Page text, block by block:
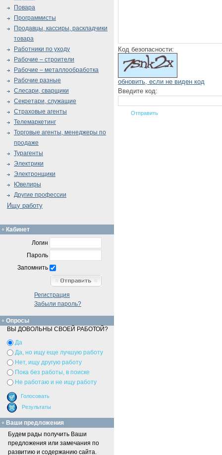
Код безопасности:
обновить, если не виден код
Введите код:
Повара
Программисты
Продавцы, кассиры, раскладчики
товара
Работники по уходу
Рабочие – строители
Рабочие – металлообработка
Рабочие разные
Слесари, сварщики
Секретари, служащие
Страховые агенты
Телемаркетинг
Торговые агенты, менеджеры по
продаже
Турагенты
Электрики
Электронщики
Ювелиры
Другие профессии
Ищу работу
Кабинет
Логин
Пароль
Запомнить
Регистрация
Забыли пароль?
Опросы
ВЫ ДОВОЛЬНЫ СВОЕЙ РАБОТОЙ?
Да
Да, но ищу еще лучшую работу
Нет, ищу другую работу
Пока без работы, в поиске
Не работаю и не ищу работу
Ваши предложения
Будем рады получить Ваши
предложения или замечания по
развитию и содержанию сайта.